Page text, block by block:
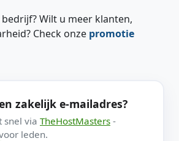
Wilt u meer klanten,
Check onze promotie
zakelijk e-mailadres?
snel via TheHostMasters -
leden.